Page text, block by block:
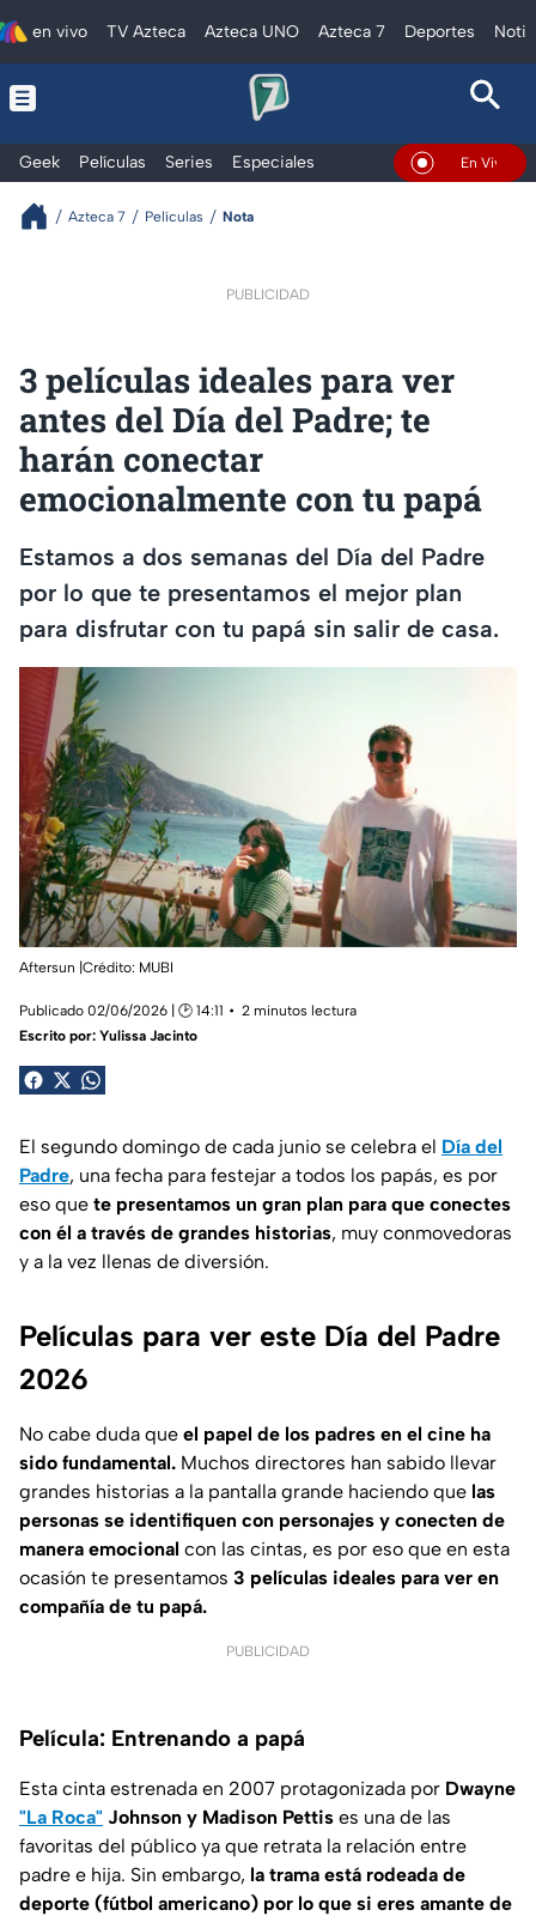
en vivo TV Azteca Azteca UNO Azteca 7 Deportes
Geek Películas Series Especiales En Vivo
Azteca 7 Películas Nota
PUBLICIDAD
3 películas ideales para ver
antes del Día del Padre; te
harán conectar
emocionalmente con tu papá
Estamos a dos semanas del Día del Padre
por lo que te presentamos el mejor plan
para disfrutar con tu papá sin salir de casa.
Aftersun |Crédito: MUBI
Publicado 02/06/2026 | 🕑 14:11
2 minutos lectura
Escrito por: Yulissa Jacinto
El segundo domingo de cada junio se celebra el Día del
Padre, una fecha para festejar a todos los papás, es por
eso que te presentamos un gran plan para que conectes
con él a través de grandes historias, muy conmovedoras
y a la vez llenas de diversión.
Películas para ver este Día del Padre
2026
No cabe duda que el papel de los padres en el cine ha
sido fundamental. Muchos directores han sabido llevar
grandes historias a la pantalla grande haciendo que las
personas se identifiquen con personajes y conecten de
manera emocional con las cintas, es por eso que en esta
ocasión te presentamos 3 películas ideales para ver en
compañía de tu papá.
PUBLICIDAD
Película: Entrenando a papá
Esta cinta estrenada en 2007 protagonizada por Dwayne
"La Roca" Johnson y Madison Pettis es una de las
favoritas del público ya que retrata la relación entre
padre e hija. Sin embargo, la trama está rodeada de
deporte (fútbol americano) por lo que si eres amante de